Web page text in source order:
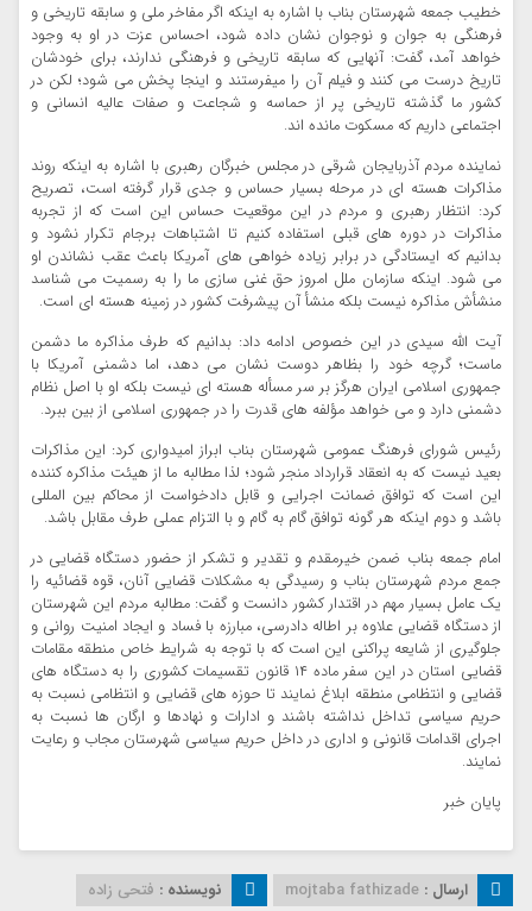
خطیب جمعه شهرستان بناب با اشاره به اینکه اگر مفاخر ملی و سابقه تاریخی و
فرهنگی به جوان و نوجوان نشان داده شود، احساس عزت در او به وجود
خواهد آمد، گفت: آنهایی که سابقه تاریخی و فرهنگی ندارند، برای خودشان
تاریخ درست می کنند و فیلم آن را میفرستند و اینجا پخش می شود؛ لکن در
کشور ما گذشته تاریخی پر از حماسه و شجاعت و صفات عالیه انسانی و
اجتماعی داریم که مسکوت مانده اند.
نماینده مردم آذربایجان شرقی در مجلس خبرگان رهبری با اشاره به اینکه روند
مذاکرات هسته ای در مرحله بسیار حساس و جدی قرار گرفته است، تصریح
کرد: انتظار رهبری و مردم در این موقعیت حساس این است که از تجربه
مذاکرات در دوره های قبلی استفاده کنیم تا اشتباهات برجام تکرار نشود و
بدانیم که ایستادگی در برابر زیاده خواهی های آمریکا باعث عقب نشاندن او
می شود. اینکه سازمان ملل امروز حق غنی سازی ما را به رسمیت می شناسد
منشأش مذاکره نیست بلکه منشأ آن پیشرفت کشور در زمینه هسته ای است.
آیت الله سیدی در این خصوص ادامه داد: بدانیم که طرف مذاکره ما دشمن
ماست؛ گرچه خود را بظاهر دوست نشان می دهد، اما دشمنی آمریکا با
جمهوری اسلامی ایران هرگز بر سر مسأله هسته ای نیست بلکه او با اصل نظام
دشمنی دارد و می خواهد مؤلفه های قدرت را در جمهوری اسلامی از بین ببرد.
رئیس شورای فرهنگ عمومی شهرستان بناب ابراز امیدواری کرد: این مذاکرات
بعید نیست که به انعقاد قرارداد منجر شود؛ لذا مطالبه ما از هیئت مذاکره کننده
این است که توافق ضمانت اجرایی و قابل دادخواست از محاکم بین المللی
باشد و دوم اینکه هر گونه توافق گام به گام و با التزام عملی طرف مقابل باشد.
امام جمعه بناب ضمن خیرمقدم و تقدیر و تشکر از حضور دستگاه قضایی در
جمع مردم شهرستان بناب و رسیدگی به مشکلات قضایی آنان، قوه قضائیه را
یک عامل بسیار مهم در اقتدار کشور دانست و گفت: مطالبه مردم این شهرستان
از دستگاه قضایی علاوه بر اطاله دادرسی، مبارزه با فساد و ایجاد امنیت روانی و
جلوگیری از شایعه پراکنی این است که با توجه به شرایط خاص منطقه مقامات
قضایی استان در این سفر ماده ۱۴ قانون تقسیمات کشوری را به دستگاه های
قضایی و انتظامی منطقه ابلاغ نمایند تا حوزه های قضایی و انتظامی نسبت به
حریم سیاسی تداخل نداشته باشند و ادارات و نهادها و ارگان ها نسبت به
اجرای اقدامات قانونی و اداری در داخل حریم سیاسی شهرستان مجاب و رعایت
نمایند.
پایان خبر
ارسال : mojtaba fathizade نویسنده : فتحی زاده